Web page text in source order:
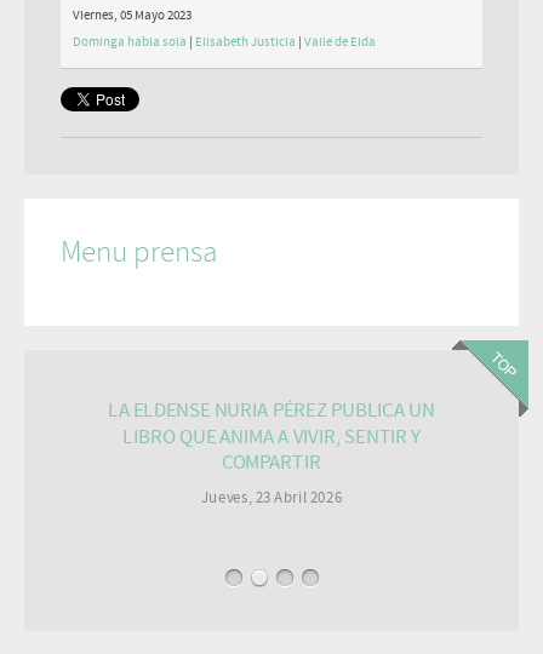
Viernes, 05 Mayo 2023
Dominga habla sola | Elisabeth Justicia | Valle de Elda
Menu prensa
LA ELDENSE NURIA PÉREZ PUBLICA UN
LIBRO QUE ANIMA A VIVIR, SENTIR Y
COMPARTIR
Jueves, 23 Abril 2026